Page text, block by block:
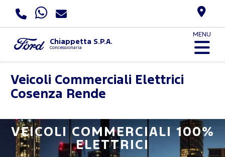
Chiappetta S.P.A.
Concessionaria
MENU
Veicoli Commerciali Elettrici
Cosenza Rende
VEICOLI COMMERCIALI 100%
ELETTRICI